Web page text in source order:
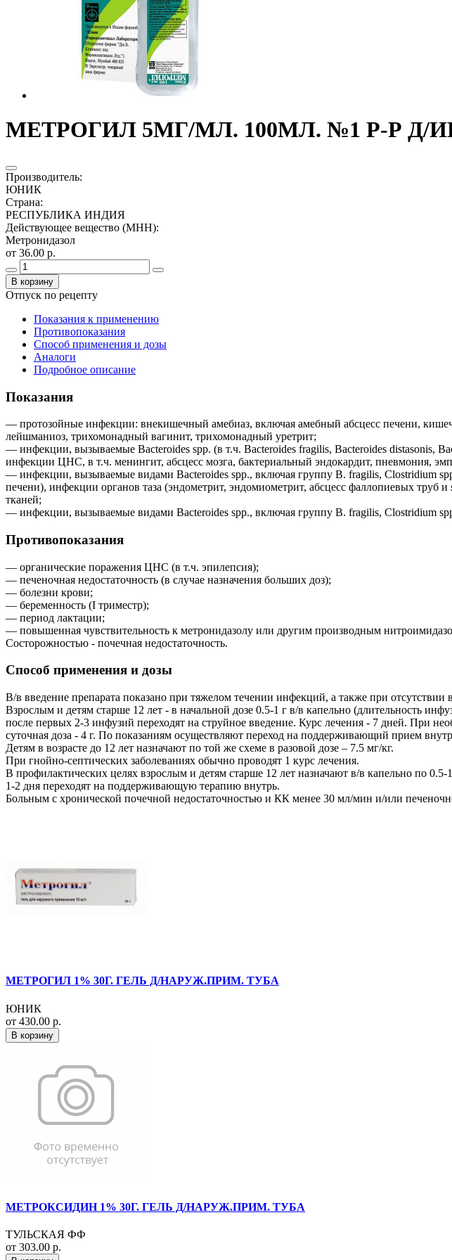
МЕТРОГИЛ 5МГ/МЛ. 100МЛ. №1 Р-Р
Производитель:
ЮНИК
Страна:
РЕСПУБЛИКА ИНДИЯ
Действующее вещество (МНН):
Метронидазол
от 36.00 р.
В корзину
Отпуск по рецепту
Показания к применению
Противопоказания
Способ применения и дозы
Аналоги
Подробное описание
Показания
— протозойные инфекции: внекишечный амебиаз, включая амебный абсцесс печени,
лейшманиоз, трихомонадный вагинит, трихомонадный уретрит;
— инфекции, вызываемые Bacteroides spp. (в т.ч. Bacteroides fragilis, Bacteroides distasonis,
инфекции ЦНС, в т.ч. менингит, абсцесс мозга, бактериальный эндокардит, пневмония,
— инфекции, вызываемые видами Bacteroides spp., включая группу В. fragilis, Clostridium
печени), инфекции органов таза (эндометрит, эндомиометрит, абсцесс фаллопиевых
тканей;
— инфекции, вызываемые видами Bacteroides spp., включая группу В. fragilis, Clostridium
Противопоказания
— органические поражения ЦНС (в т.ч. эпилепсия);
— печеночная недостаточность (в случае назначения больших доз);
— болезни крови;
— беременность (I триместр);
— период лактации;
— повышенная чувствительность к метронидазолу или другим производным
Состорожностью - почечная недостаточность.
Способ применения и дозы
В/в введение препарата показано при тяжелом течении инфекций, а также при отсутствии
Взрослым и детям старше 12 лет - в начальной дозе 0.5-1 г в/в капельно (длительность
после первых 2-3 инфузий переходят на струйное введение. Курс лечения - 7 дней. При
суточная доза - 4 г. По показаниям осуществляют переход на поддерживающий прием
Детям в возрасте до 12 лет назначают по той же схеме в разовой дозе – 7.5 мг/кг.
При гнойно-септических заболеваниях обычно проводят 1 курс лечения.
В профилактических целях взрослым и детям старше 12 лет назначают в/в капельно по
1-2 дня переходят на поддерживающую терапию внутрь.
Больным с хронической почечной недостаточностью и КК менее 30 мл/мин и/или
МЕТРОГИЛ 1% 30Г. ГЕЛЬ Д/НАРУЖ.ПРИМ. ТУБА
ЮНИК
от 430.00 р.
В корзину
МЕТРОКСИДИН 1% 30Г. ГЕЛЬ Д/НАРУЖ.ПРИМ. ТУБА
ТУЛЬСКАЯ ФФ
от 303.00 р.